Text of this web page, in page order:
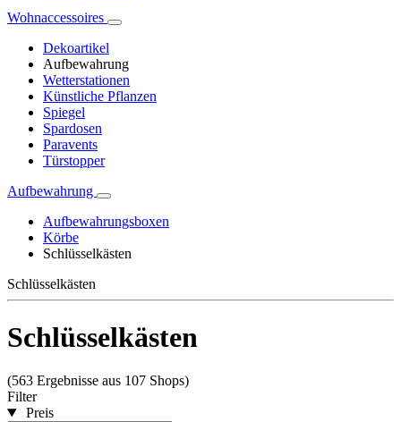
Wohnaccessoires
Dekoartikel
Aufbewahrung
Wetterstationen
Künstliche Pflanzen
Spiegel
Spardosen
Paravents
Türstopper
Aufbewahrung
Aufbewahrungsboxen
Körbe
Schlüsselkästen
Schlüsselkästen
Schlüsselkästen
(563 Ergebnisse aus 107 Shops)
Filter
Preis